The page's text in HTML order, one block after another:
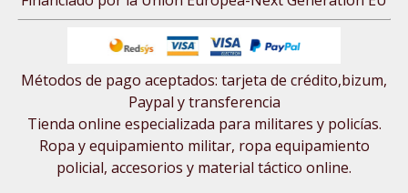
Métodos de pago aceptados: tarjeta de crédito,bizum,
Paypal y transferencia
Tienda online especializada para militares y policías.
Ropa y equipamiento militar, ropa equipamiento
policial, accesorios y material táctico online.